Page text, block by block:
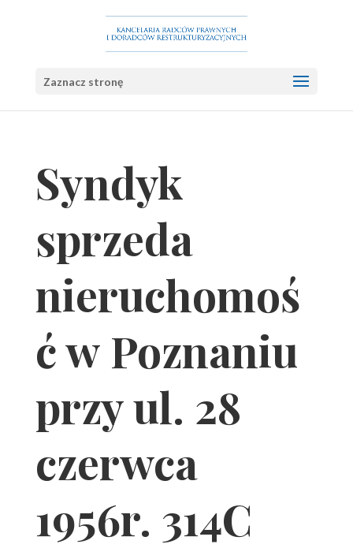
Zaznacz stronę
Syndyk
sprzeda
nieruchomoś
ć w Poznaniu
przy ul. 28
czerwca
1956r. 314C